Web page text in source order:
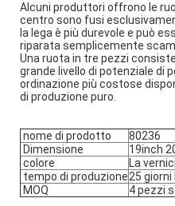
Alcuni produttori offrono le
centro sono fusi
la lega è più durevole e può
riparata semplicemente
Una ruota in tre pezzi
grande livello di potenziale di
ordinazione più costose
di produzione puro.
nome di prodotto
80236
Dimensione
19inch
colore
La
tempo di produzione25
MOQ
4 pezzi